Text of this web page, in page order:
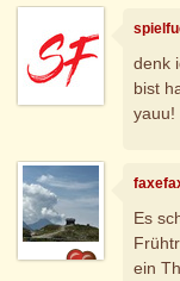
denk
bist
yauu!
Es
ein